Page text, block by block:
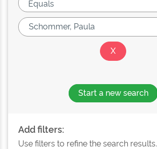
Start a new search
Add filters:
Use filters to refine the search results.